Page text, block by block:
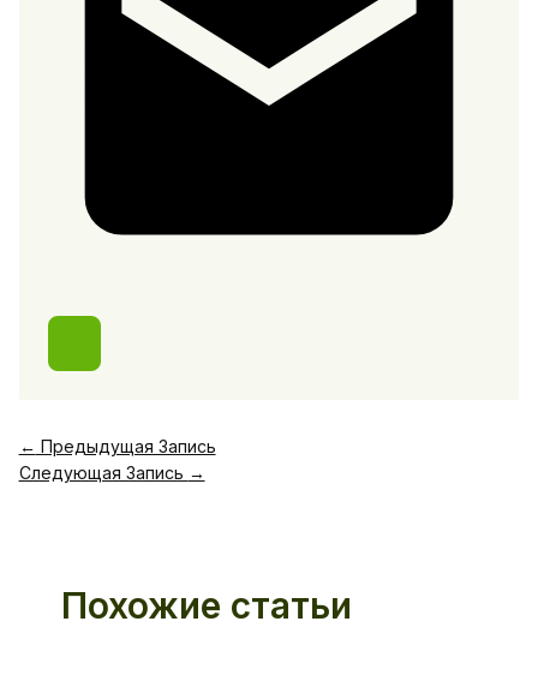
← Предыдущая Запись
Следующая Запись →
Похожие статьи